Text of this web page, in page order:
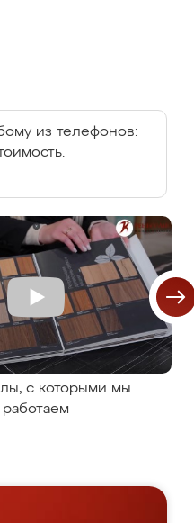
из телефонов:
с которыми мы
работаем